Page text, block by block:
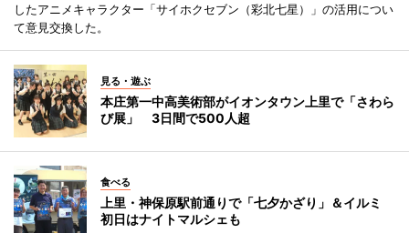
したアニメキャラクター「サイホクセブン（彩北七星）」の活用につい
て意見交換した。
見る・遊ぶ
本庄第一中高美術部がイオンタウン上里で「さわら
び展」 3日間で500人超
食べる
上里・神保原駅前通りで「七夕かざり」＆イルミ
初日はナイトマルシェも